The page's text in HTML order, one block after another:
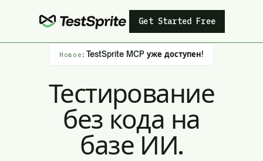
Get Started Free
Новое: TestSprite MCP уже доступен!
Тестирование
без кода на
базе ИИ.